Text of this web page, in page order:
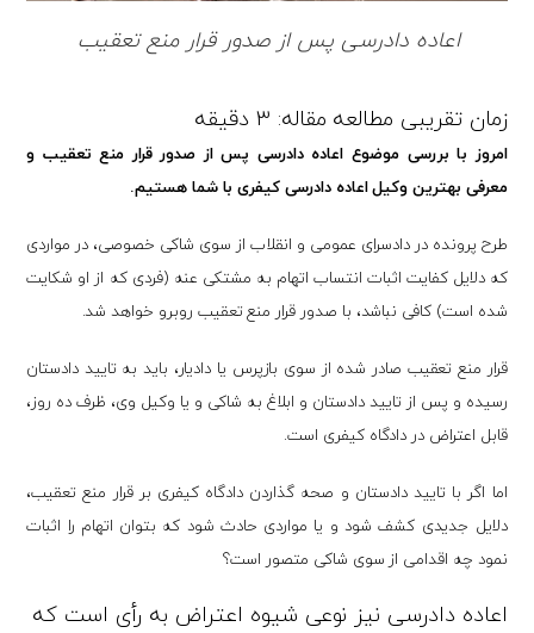
اعاده دادرسی پس از صدور قرار منع تعقیب
امروز با بررسی موضوع اعاده دادرسی پس از صدور قرار منع تعقیب و
معرفی بهترین وکیل اعاده دادرسی کیفری با شما هستیم.
طرح پرونده در دادسرای عمومی و انقلاب از سوی شاکی خصوصی، در مواردی
که دلایل کفایت اثبات انتساب اتهام به مشتکی عنه (فردی که از او شکایت
شده است) کافی نباشد، با صدور قرار منع تعقیب روبرو خواهد شد.
قرار منع تعقیب صادر شده از سوی بازپرس یا دادیار، باید به تایید دادستان
رسیده و پس از تایید دادستان و ابلاغ به شاکی و یا وکیل وی، ظرف ده روز،
قابل اعتراض در دادگاه کیفری است.
اما اگر با تایید دادستان و صحه گذاردن دادگاه کیفری بر قرار منع تعقیب،
دلایل جدیدی کشف شود و یا مواردی حادث شود که بتوان اتهام را اثبات
نمود چه اقدامی از سوی شاکی متصور است؟
اعاده دادرسی نیز نوعی شیوه اعتراض به رأی است که